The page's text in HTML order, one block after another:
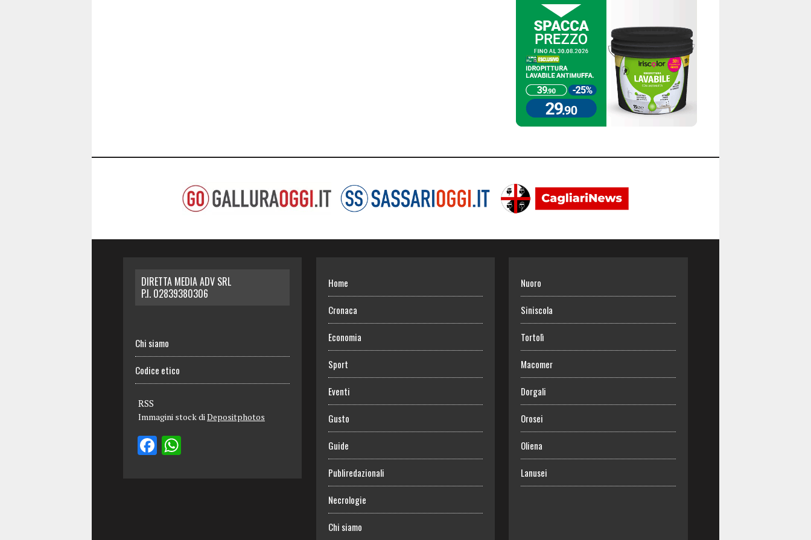
DIRETTA MEDIA ADV SRL
P.I. 02839380306
Chi siamo
Codice etico
RSS
Immagini stock diDepositphotos
Home
Cronaca
Economia
Sport
Eventi
Gusto
Guide
Publiredazionali
Necrologie
Chi siamo
Nuoro
Siniscola
Tortolì
Macomer
Dorgali
Orosei
Oliena
Lanusei